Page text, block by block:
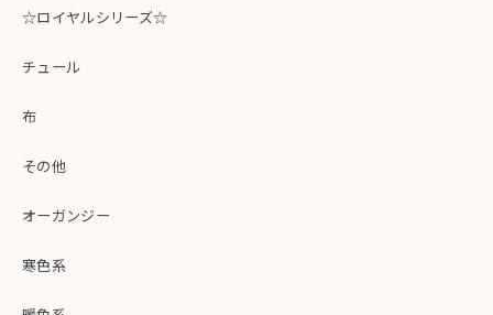
☆ロイヤルシリーズ☆
チュール
布
その他
オーガンジー
寒色系